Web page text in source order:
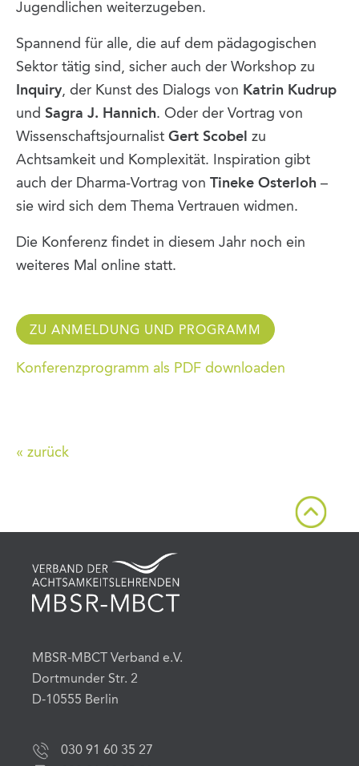
Jugendlichen weiterzugeben.
Spannend für alle, die auf dem pädagogischen
Sektor tätig sind, sicher auch der Workshop zu
Inquiry, der Kunst des Dialogs von Katrin Kudrup
und Sagra J. Hannich. Oder der Vortrag von
Wissenschaftsjournalist Gert Scobel zu
Achtsamkeit und Komplexität. Inspiration gibt
auch der Dharma-Vortrag von Tineke Osterloh –
sie wird sich dem Thema Vertrauen widmen.
Die Konferenz findet in diesem Jahr noch ein
weiteres Mal online statt.
ZU ANMELDUNG UND PROGRAMM
Konferenzprogramm als PDF downloaden
« zurück
MBSR-MBCT Verband e.V.
Dortmunder Str. 2
D-10555 Berlin
030 91 60 35 27